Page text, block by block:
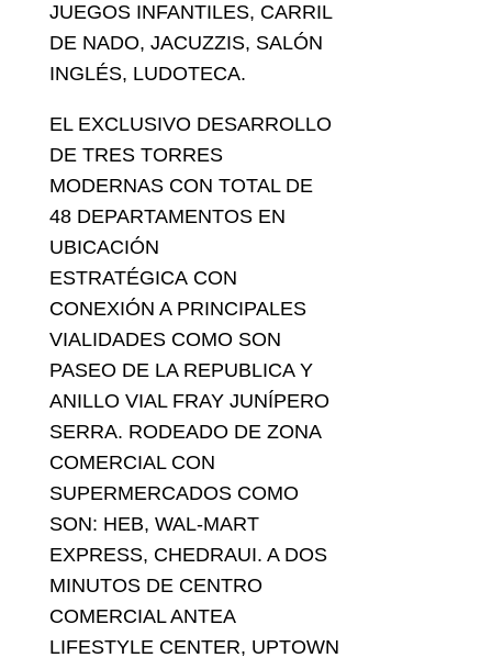
JUEGOS INFANTILES, CARRIL
DE NADO, JACUZZIS, SALÓN
INGLÉS, LUDOTECA.
EL EXCLUSIVO DESARROLLO
DE TRES TORRES
MODERNAS CON TOTAL DE
48 DEPARTAMENTOS EN
UBICACIÓN
ESTRATÉGICA CON
CONEXIÓN A PRINCIPALES
VIALIDADES COMO SON
PASEO DE LA REPUBLICA Y
ANILLO VIAL FRAY JUNÍPERO
SERRA. RODEADO DE ZONA
COMERCIAL CON
SUPERMERCADOS COMO
SON: HEB, WAL-MART
EXPRESS, CHEDRAUI. A DOS
MINUTOS DE CENTRO
COMERCIAL ANTEA
LIFESTYLE CENTER, UPTOWN